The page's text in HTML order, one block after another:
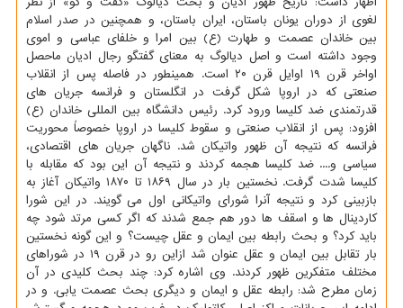
لغوی از دوران یونان باستان، ایران باستان، و همچنین در صدر اسلام
بین خاندان عصمت و طهارت (ع) بین امرا و خلفای عباسی و اموی
وجود داشته است و اصل دیالوگ به معنای گفتگو رجال ادیان ماحصل
اواخر قرن ۱۹ اوایل قرن ۲۰ است. همینطور در فاصله پس از انقلاب
صنعتی که در اروپا شکل گرفت در انگلستان و فرانسه جریان های
قدرتمندی ضد کلیسا ورود کرد. رئیس دانشگاه بین المللی خاندان (ع)
افزود: پس از انقلاب صنعتی و سقوط کلیسا در اروپا خصوصاً محوریت
فرانسه که نتیجه آن ظهور واتیکان شد. ناگهان جریان های اقتصادی،
سیاسی و.... ضد کلیسا هجمه کردند و نتیجه آن این بود که مقابله با
کلیسا شدت گرفت. نخستین بار در سال ۱۸۶۹ تا ۱۸۷۰ واتیکان آغاز به
بازبینی کرد و نتیجه آنرا شورای واتیکانی اول می گویند. در این شورا
کاردینال ها و اسقف ها دور هم جمع شدند که اگر کسی مرتد شود چه
باید کرد؟ و بحث رابطه بین ایمان و عقل چیست؟ و این گونه نخستین
بار تقابل بین ایمان و عقل عنوان شد ازاین رو در قرن ۱۹ در شوراهای
مختلف متفکرین ظهور کردند. وی اشاره کرد: چند بحث کلیدی در آن
زمان مطرح شد: رابطه عقل و ایمان و دیگری بحث عصمت یابی. و در